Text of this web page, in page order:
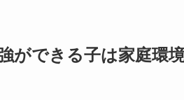
ができる子は家庭環